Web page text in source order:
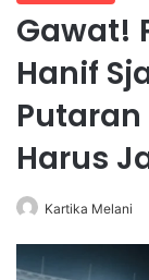
Gawat!
Hanif
Putaran
Harus
Kartika Melani